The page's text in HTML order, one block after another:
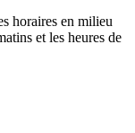
horaires en milieu
et les heures de